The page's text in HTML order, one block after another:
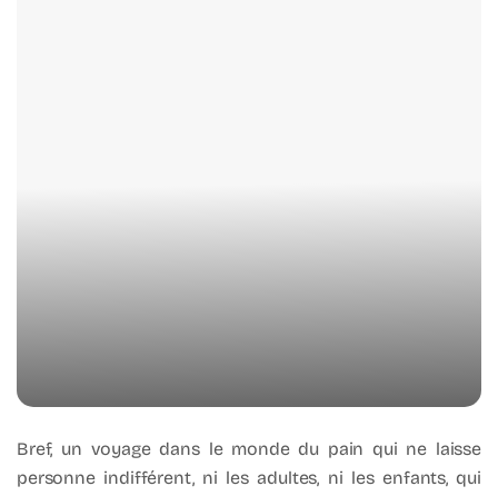
Bref, un voyage dans le monde du pain qui ne laisse
personne indifférent, ni les adultes, ni les enfants, qui